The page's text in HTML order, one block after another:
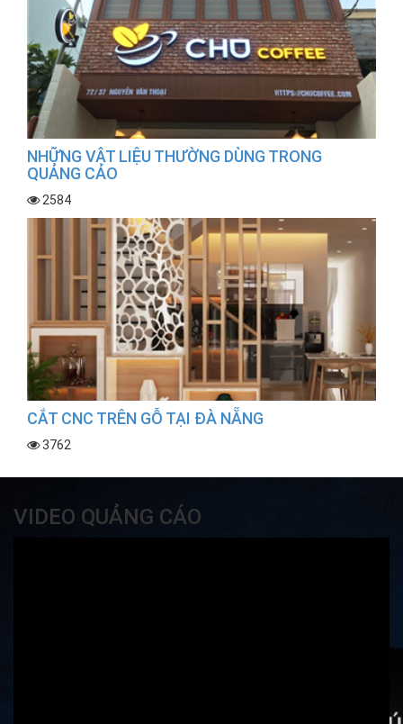
NHỮNG VẬT LIỆU THƯỜNG DÙNG TRONG
QUẢNG CÁO
2584
CẮT CNC TRÊN GỖ TẠI ĐÀ NẴNG
3762
VIDEO QUẢNG CÁO